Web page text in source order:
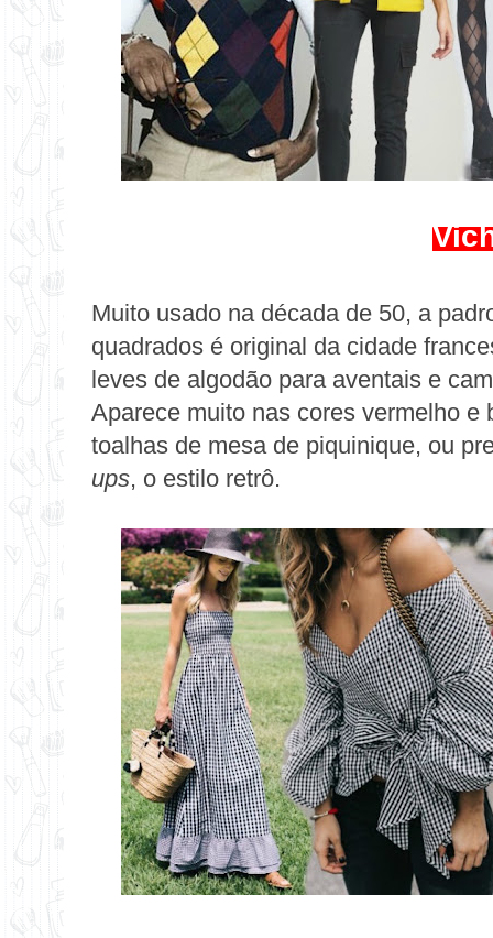
Muito usado na década de 50, a
quadrados é original da cidade
leves de algodão para aventais e
Aparece muito nas cores vermelho e
toalhas de mesa de piquinique, ou
ups, o estilo retrô.